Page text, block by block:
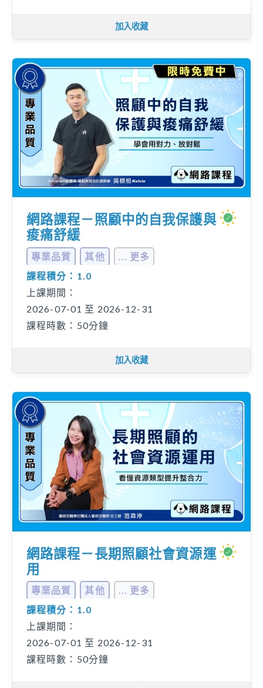
加入收藏
網路課程－照顧中的自我保護與
痠痛舒緩
專業品質 其他
... 更多
課程積分：1.0
上課期間：
2026-07-01 至 2026-12-31
課程時數：50分鐘
加入收藏
網路課程－長期照顧社會資源運
用
專業品質 其他
... 更多
課程積分：1.0
上課期間：
2026-07-01 至 2026-12-31
課程時數：50分鐘